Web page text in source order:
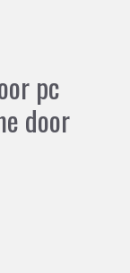
pc
door